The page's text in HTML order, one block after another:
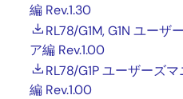
編 Rev.1.30
RL78/G1M, G1N ユー
ア編 Rev.1.00
RL78/G1P ユーザーズ
編 Rev.1.00